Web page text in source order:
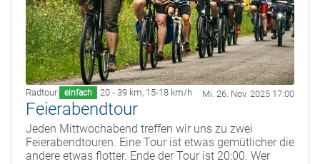
Radtour einfach 20 - 39 km, 15-18 km/h Mi. 26. Nov. 2025 17:00
Feierabendtour
Jeden Mittwochabend treffen wir uns zu zwei
Feierabendtouren. Eine Tour ist etwas gemütlicher die
andere etwas flotter. Ende der Tour ist 20:00. Wer